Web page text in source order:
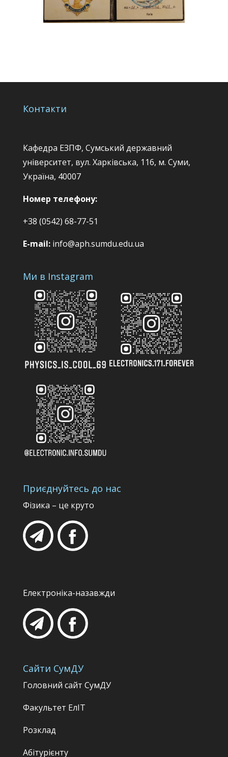
Контакти
Кафедра ЕЗПФ, Сумський державний
університет, вул. Харківська, 116, м. Суми,
Україна, 40007
Номер телефону:
+38 (0542) 68-77-51
E-mail:info@aph.sumdu.edu.ua
Ми в Instagram
Приєднуйтесь до нас
Фізика – це круто
Електроніка-назавжди
Сайти СумДУ
Головний сайт СумДУ
Факультет ЕлІТ
Розклад
Абітурієнту